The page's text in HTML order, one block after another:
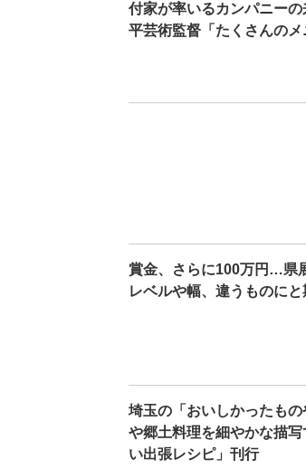
付家が率いるカンパニー
平芸術監督「たくさんのメ
賞金、さらに100万円…県
レベルや幅、違うものにと
埼玉の「おいしかったも
や郷土料理を細やかな描
い出張レシピ」刊行